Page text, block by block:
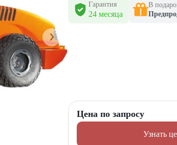
Гарантия
24 месяца
В
Цена по запросу
Узнать